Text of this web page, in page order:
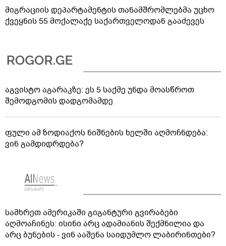
მიგრაციის დეპარტამენტის თანამშრომლებმა უცხო
ქვეყნის 55 მოქალაქე საქართველოდან გააძევეს
აგვისტო აგარაკზე: ეს 5 საქმე უნდა მოასწროთ
შემოდგომის დადგომამდე
ფული ამ ზოდიაქოს ნიშნების ხელში აღმოჩნდება:
ვინ გამდიდრდება?
სამხრეთ ამერიკაში გიგანტური გვირაბები
აღმოაჩინეს: ისინი არც ადამიანის შექმნილია და
არც ბუნების - ვინ ააშენა საიდუმლო ლაბირინთები?